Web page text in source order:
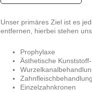
Unser primäres Ziel ist es
entfernen, hierbei stehen
Prophylaxe
Ästhetische
Einzelzahnkronen